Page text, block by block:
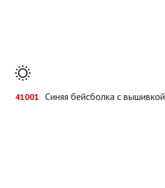
41001 Синяя бейсболка с вышивкой